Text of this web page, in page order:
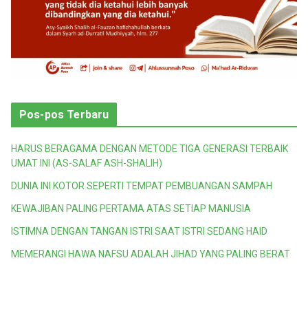
Pos-pos Terbaru
HARUS BERAGAMA DENGAN METODE TIGA GENERASI TERBAIK
UMAT INI (AS-SALAF ASH-SHALIH)
DUNIA INI KOTOR SEPERTI TEMPAT PEMBUANGAN SAMPAH
KEWAJIBAN PALING PERTAMA ATAS SETIAP MANUSIA
ISTIMNA DENGAN TANGAN ISTRI SAAT ISTRI SEDANG HAID
MEMERANGI HAWA NAFSU ADALAH JIHAD YANG PALING BERAT